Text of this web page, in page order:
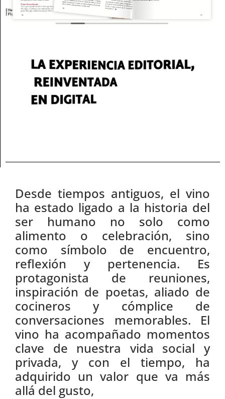
Desde tiempos antiguos, el vino
ha estado ligado a la historia del
ser humano no solo como
alimento o celebración, sino
como símbolo de encuentro,
reflexión y pertenencia. Es
protagonista de reuniones,
inspiración de poetas, aliado de
cocineros y cómplice de
conversaciones memorables. El
vino ha acompañado momentos
clave de nuestra vida social y
privada, y con el tiempo, ha
adquirido un valor que va más
allá del gusto,